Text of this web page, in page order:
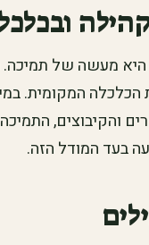
היא מעשה של
הכלכלה המקומית.
והקיבוצים,
בעד המודל הזה.